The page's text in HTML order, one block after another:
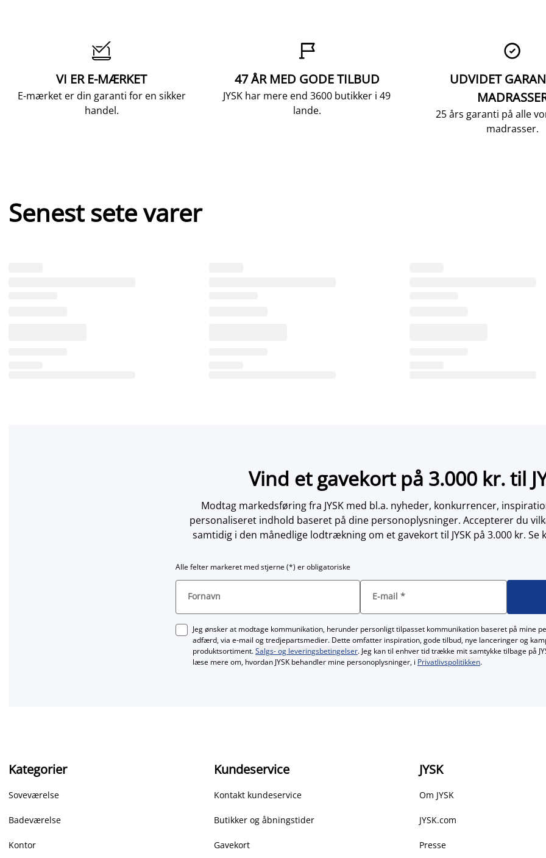

VI ER E-MÆRKET
E-mærket er din garanti for en sikker
handel.

47 ÅR MED GODE TILBUD
JYSK har mere end 3600 butikker i 49
lande.

UDVIDET
25 års garanti på alle
madrasser.
Senest sete varer
Vind et gavekort på 3.000 kr. til
Modtag markedsføring fra JYSK med bl.a. nyheder, konkurrencer,
personaliseret indhold baseret på dine personoplysninger. Accepterer du
samtidig i den månedlige lodtrækning om et gavekort til JYSK på 3.000 kr. Se
Alle felter markeret med stjerne (*) er obligatoriske
Fornavn E-mail *
Jeg ønsker at modtage kommunikation, herunder personligt tilpasset kommunikation baseret på mine
adfærd, via e‑mail og tredjepartsmedier. Dette omfatter inspiration, gode tilbud, nye lanceringer og
produktsortiment.Salgs- og leveringsbetingelser. Jeg kan til enhver tid trække mit samtykke tilbage på
læse mere om, hvordan JYSK behandler mine personoplysninger, i Privatlivspolitikken.
Kategorier
Soveværelse
Badeværelse
Kontor
Kundeservice
Kontakt kundeservice
Butikker og åbningstider
Gavekort
JYSK
Om JYSK
JYSK.com
Presse